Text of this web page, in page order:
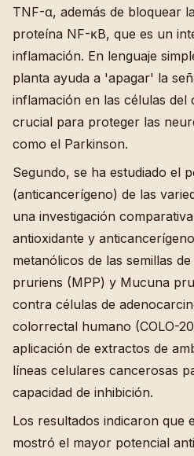
TNF-α, además de bloquear
proteína NF-κB, que es un
inflamación. En lenguaje
planta ayuda a 'apagar' la
inflamación en las células del
crucial para proteger las
como el Parkinson.
Segundo, se ha estudiado el
(anticancerígeno) de las
una investigación
antioxidante y
metanólicos de las semillas
pruriens (MPP) y Mucuna
contra células de
colorrectal humano (COLO-
aplicación de extractos de
líneas celulares cancerosas
capacidad de inhibición.
Los resultados indicaron que
mostró el mayor potencial